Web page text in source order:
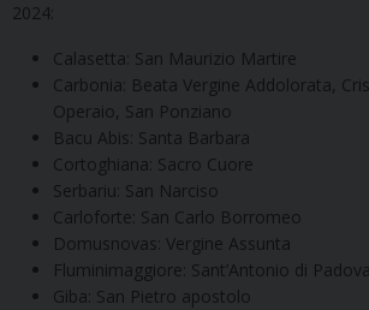
2024:
Calasetta: San Maurizio Martire
Carbonia: Beata Vergine Addolorata,
Operaio, San Ponziano
Bacu Abis: Santa Barbara
Cortoghiana: Sacro Cuore
Serbariu: San Narciso
Carloforte: San Carlo Borromeo
Domusnovas: Vergine Assunta
Fluminimaggiore: Sant’Antonio di Padova
Giba: San Pietro apostolo